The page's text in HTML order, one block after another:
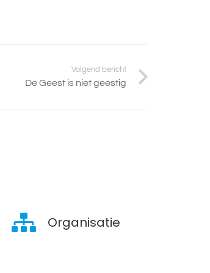
Volgend bericht
De Geest is niet geestig
Organisatie